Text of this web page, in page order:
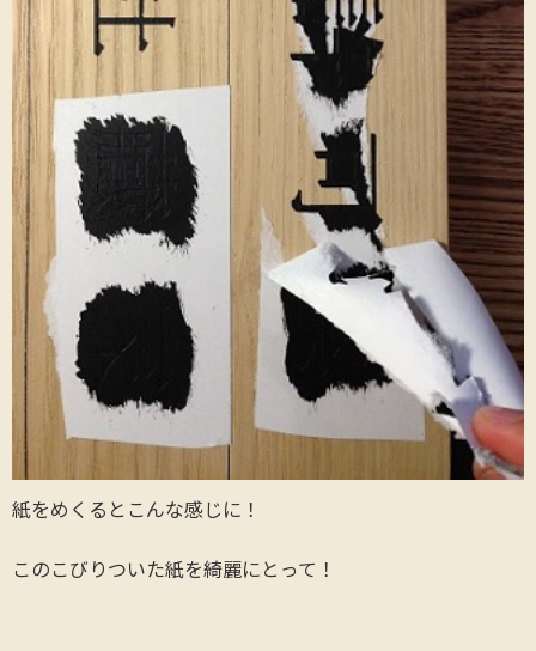
紙をめくるとこんな感じに！
このこびりついた紙を綺麗にとって！